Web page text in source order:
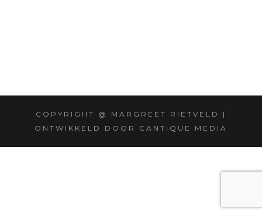
COPYRIGHT @ MARGREET RIETVELD |
ONTWIKKELD DOOR CANTIQUE MEDIA